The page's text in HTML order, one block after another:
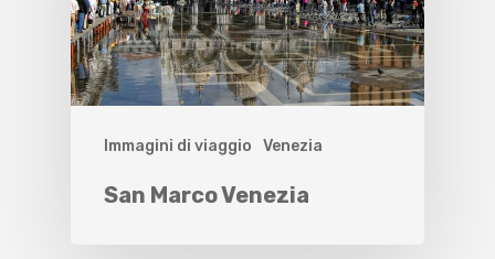
Immagini di viaggio Venezia
San Marco Venezia